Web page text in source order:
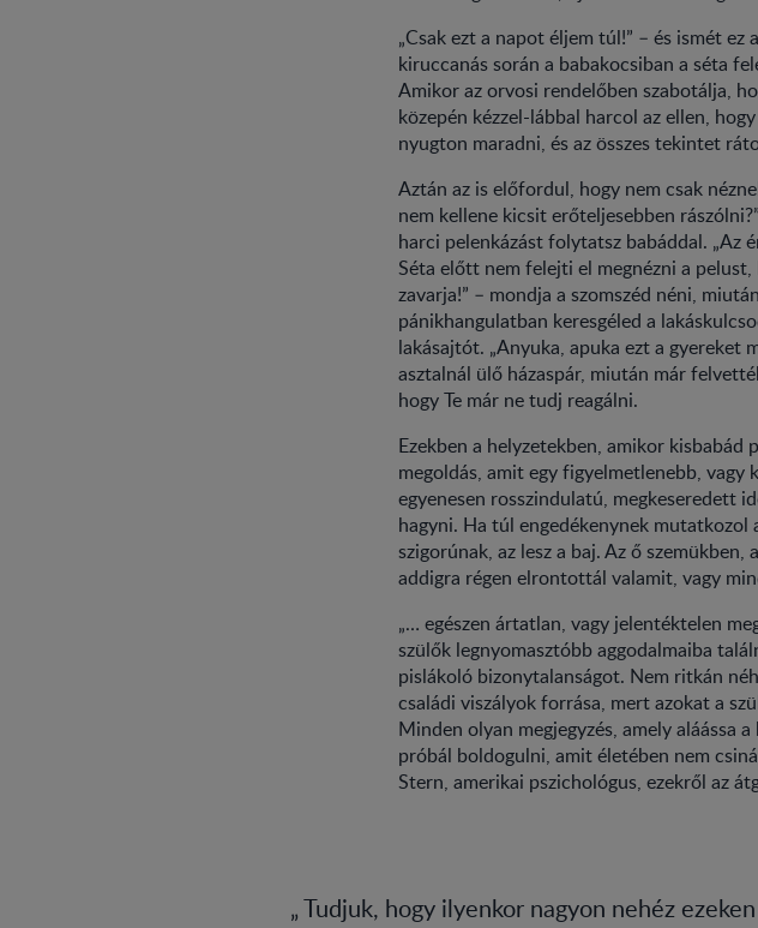
„Csak ezt a napot éljem túl!” – és ismét
kiruccanás során a babakocsiban a séta
Amikor az orvosi rendelőben szabotálja,
közepén kézzel-lábbal harcol az ellen,
nyugton maradni, és az összes tekintet
Aztán az is előfordul, hogy nem csak
nem kellene kicsit erőteljesebben
harci pelenkázást folytatsz babáddal. „Az
Séta előtt nem felejti el megnézni a
zavarja!” – mondja a szomszéd néni,
pánikhangulatban keresgéled a
lakásajtót. „Anyuka, apuka ezt a gyereket
asztalnál ülő házaspár, miután már
hogy Te már ne tudj reagálni.
Ezekben a helyzetekben, amikor
megoldás, amit egy figyelmetlenebb,
egyenesen rosszindulatú, megkeseredett
hagyni. Ha túl engedékenynek mutatkozol
szigorúnak, az lesz a baj. Az ő
addigra régen elrontottál valamit, vagy
„… egészen ártatlan, vagy jelentéktelen
szülők legnyomasztóbb aggodalmaiba
pislákoló bizonytalanságot. Nem ritkán
családi viszályok forrása, mert azokat a
Minden olyan megjegyzés, amely aláássa
próbál boldogulni, amit életében nem
Stern, amerikai pszichológus, ezekről az
Tudjuk, hogy ilyenkor nagyon nehéz